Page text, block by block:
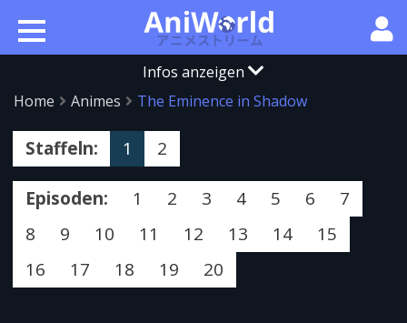
Infos anzeigen
Home
Animes The Eminence in Shadow
Staffeln: 1 2
Episoden: 1 2 3 4 5 6
7
8
9 10 11 12 13 14
15
16
17 18 19 20